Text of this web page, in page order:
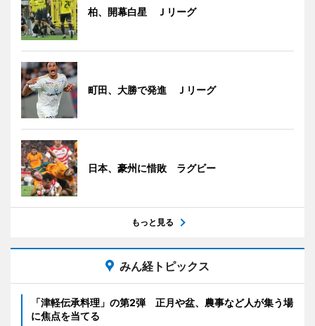
柏、開幕白星 Ｊリーグ
町田、大勝で発進 Ｊリーグ
日本、豪州に惜敗 ラグビー
もっと見る
みん経トピックス
「津軽伝承料理」の第2弾 正月や盆、農事など人が集う場
に焦点を当てる